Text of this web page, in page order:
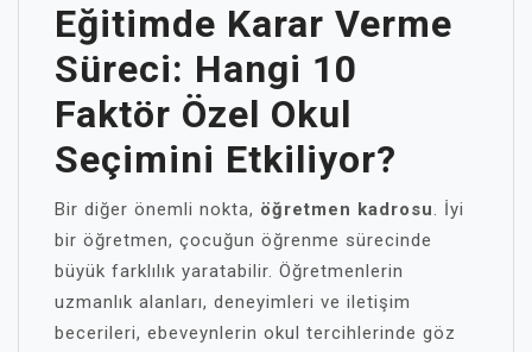
Eğitimde Karar Verme
Süreci: Hangi 10
Faktör Özel Okul
Seçimini Etkiliyor?
Bir diğer önemli nokta, öğretmen kadrosu. İyi
bir öğretmen, çocuğun öğrenme sürecinde
büyük farklılık yaratabilir. Öğretmenlerin
uzmanlık alanları, deneyimleri ve iletişim
becerileri, ebeveynlerin okul tercihlerinde göz